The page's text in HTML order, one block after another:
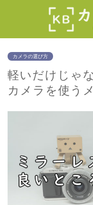
カメラの選び方
軽いだけじゃ
カメラを使う